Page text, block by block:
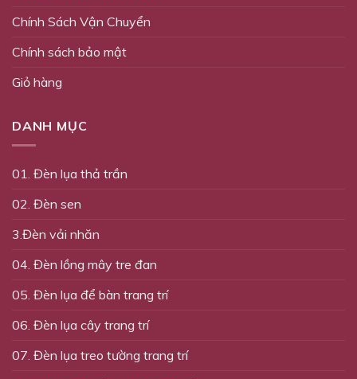
Chính Sách Vận Chuyển
Chính sách bảo mật
Giỏ hàng
DANH MỤC
01. Đèn lụa thả trần
02. Đèn sen
3.Đèn vải nhăn
04. Đèn lồng mây tre đan
05. Đèn lụa để bàn trang trí
06. Đèn lụa cây trang trí
07. Đèn lụa treo tường trang trí